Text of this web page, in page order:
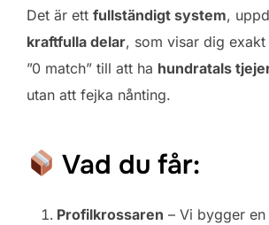
Det är ett fullständigt system,
kraftfulla delar, som visar dig
”0 match” till att ha hundratals
utan att fejka nånting.
Vad du får:
Profilkrossaren – Vi bygger